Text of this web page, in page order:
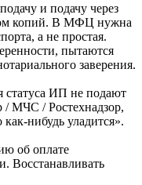
и подачу через
копий. В МФЦ нужна
а не простая.
пытаются
заверения.
ИП не подают
/ МЧС / Ростехнадзор,
нибудь уладится».
об оплате
Восстанавливать